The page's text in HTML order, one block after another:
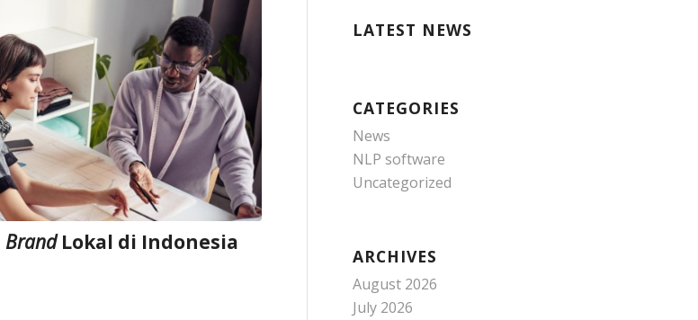
BrandLokal di Indonesia
LATEST NEWS
CATEGORIES
News
NLP software
Uncategorized
ARCHIVES
August 2026
July 2026